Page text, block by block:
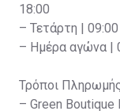
18:00
– Τετάρτη |
– Ημέρα αγώνα |
Τρόποι
– Green Boutique